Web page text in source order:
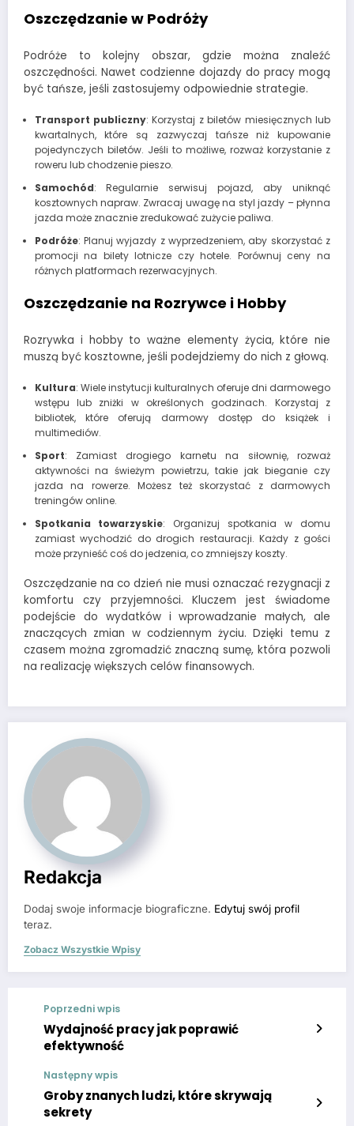
Oszczędzanie w Podróży
Podróże to kolejny obszar, gdzie można znaleźć
oszczędności. Nawet codzienne dojazdy do pracy mogą
być tańsze, jeśli zastosujemy odpowiednie strategie.
Transport publiczny: Korzystaj z biletów miesięcznych lub
kwartalnych, które są zazwyczaj tańsze niż kupowanie
pojedynczych biletów. Jeśli to możliwe, rozważ korzystanie z
roweru lub chodzenie pieszo.
Samochód: Regularnie serwisuj pojazd, aby uniknąć
kosztownych napraw. Zwracaj uwagę na styl jazdy – płynna
jazda może znacznie zredukować zużycie paliwa.
Podróże: Planuj wyjazdy z wyprzedzeniem, aby skorzystać z
promocji na bilety lotnicze czy hotele. Porównuj ceny na
różnych platformach rezerwacyjnych.
Oszczędzanie na Rozrywce i Hobby
Rozrywka i hobby to ważne elementy życia, które nie
muszą być kosztowne, jeśli podejdziemy do nich z głową.
Kultura: Wiele instytucji kulturalnych oferuje dni darmowego
wstępu lub zniżki w określonych godzinach. Korzystaj z
bibliotek, które oferują darmowy dostęp do książek i
multimediów.
Sport: Zamiast drogiego karnetu na siłownię, rozważ
aktywności na świeżym powietrzu, takie jak bieganie czy
jazda na rowerze. Możesz też skorzystać z darmowych
treningów online.
Spotkania towarzyskie: Organizuj spotkania w domu
zamiast wychodzić do drogich restauracji. Każdy z gości
może przynieść coś do jedzenia, co zmniejszy koszty.
Oszczędzanie na co dzień nie musi oznaczać rezygnacji z
komfortu czy przyjemności. Kluczem jest świadome
podejście do wydatków i wprowadzanie małych, ale
znaczących zmian w codziennym życiu. Dzięki temu z
czasem można zgromadzić znaczną sumę, która pozwoli
na realizację większych celów finansowych.
Redakcja
Dodaj swoje informacje biograficzne. Edytuj swój profil
teraz.
Zobacz Wszystkie Wpisy
Poprzedni wpis
Wydajność pracy jak poprawić
efektywność
Następny wpis
Groby znanych ludzi, które skrywają
sekrety